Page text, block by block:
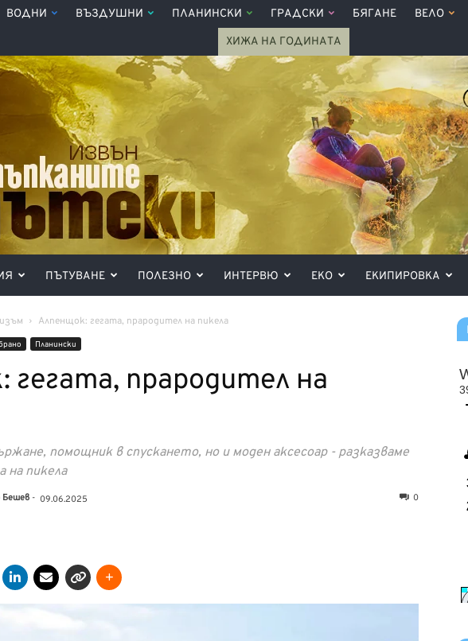
ВОДНИ ВЪЗДУШНИ ПЛАНИНСКИ ГРАДСКИ БЯГАНЕ ВЕЛО
ХИЖА НА ГОДИНАТА
ПЪТУВАНЕ ПОЛЕЗНО ИНТЕРВЮ ЕКО ЕКИПИРОВКА
Алпенщок: гегата, прародител на пикела
Планински
гегата, прародител на
помощник в спускането, но и моден аксесоар - разказваме
на пикела
Бешев - 09.06.2025 0